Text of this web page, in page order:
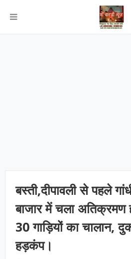
बस्ती,दीपावली से पहले
बाजार में चला अतिक्रमण
30 गाड़ियों का चालान,
हड़कंप।